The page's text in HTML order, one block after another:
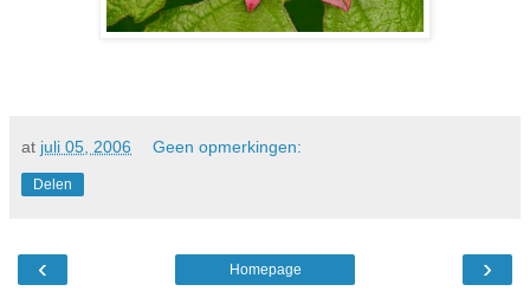
at juli 05, 2006 Geen opmerkingen:
Delen
‹ ›
Homepage